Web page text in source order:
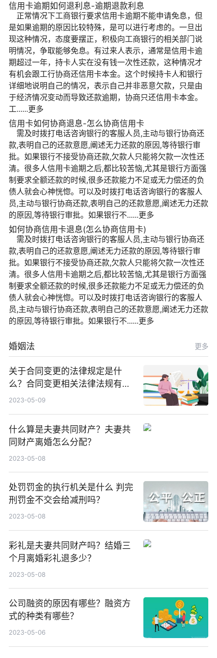
信用卡逾期如何退利息-逾期退款利息
正常情况下工商银行要求信用卡逾期不能申请免息，但
是如果逾期的原因比较特殊，是可以进行考虑的。一旦出
现这种情况，态度要摆正，积极向工商银行的相关部门说
明情况，争取能够免息。有过来人表示，通常是信用卡逾
期超过一年，持卡人实在没有钱一次性还款，这种情况才
有机会跟工行协商还信用卡本金。这个时候持卡人和银行
详细地说明自己的情况，表示自己并非恶意欠款，只是由
于经济情况变动而导致还款逾期，协商只还信用卡本金。
工......更多
信用卡如何协商退息-怎么协商信用卡
需及时拨打电话咨询银行的客服人员,主动与银行协商还
款,表明自己的还款意愿,阐述无力还款的原因,等待银行审
批。如果银行不接受协商还款,欠款人只能将欠款一次性还
清。很多人信用卡逾期之后,都比较苦恼,尤其是银行方面强
制要求全额还款的时候,很多还款能力不足或无力偿还的负
债人就会心神恍惚。可以及时拨打电话咨询银行的客服人
员,主动与银行协商还款,表明自己的还款意愿,阐述无力还款
的原因,等待银行审批。如果银行不......更多
如何协商信用卡退息(怎么协商信用卡)
需及时拨打电话咨询银行的客服人员,主动与银行协商还
款,表明自己的还款意愿,阐述无力还款的原因,等待银行审
批。如果银行不接受协商还款,欠款人只能将欠款一次性还
清。很多人信用卡逾期之后,都比较苦恼,尤其是银行方面强
制要求全额还款的时候,很多还款能力不足或无力偿还的负
债人就会心神恍惚。可以及时拨打电话咨询银行的客服人
员,主动与银行协商还款,表明自己的还款意愿,阐述无力还款
的原因,等待银行审批。如果银行不......更多
婚姻法 更多
关于合同变更的法律规定是什
么？合同变更相关法律法规有哪
些？
2023-05-09
什么算是夫妻共同财产？夫妻共
同财产离婚怎么分配？
2023-05-08
处罚罚金的执行机关是什么 判完
刑罚金不交会给减刑吗？
2023-05-08
彩礼是夫妻共同财产吗？结婚三
个月离婚彩礼退多少？
2023-05-08
公司融资的原因有哪些？融资方
式的种类有哪些？
2023-05-06